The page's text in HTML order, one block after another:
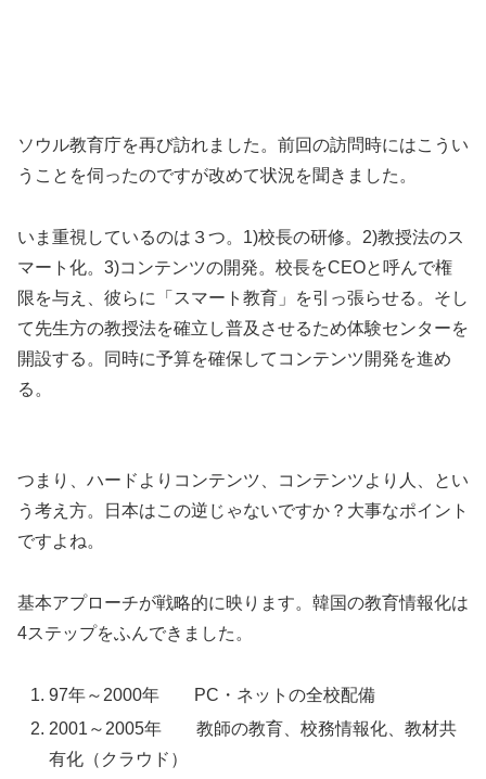
ソウル教育庁を再び訪れました。前回の訪問時にはこうい
うことを伺ったのですが改めて状況を聞きました。
いま重視しているのは３つ。1)校長の研修。2)教授法のス
マート化。3)コンテンツの開発。校長をCEOと呼んで権
限を与え、彼らに「スマート教育」を引っ張らせる。そし
て先生方の教授法を確立し普及させるため体験センターを
開設する。同時に予算を確保してコンテンツ開発を進め
る。
つまり、ハードよりコンテンツ、コンテンツより人、とい
う考え方。日本はこの逆じゃないですか？大事なポイント
ですよね。
基本アプローチが戦略的に映ります。韓国の教育情報化は
4ステップをふんできました。
97年～2000年 PC・ネットの全校配備
2001～2005年 教師の教育、校務情報化、教材共
有化（クラウド）